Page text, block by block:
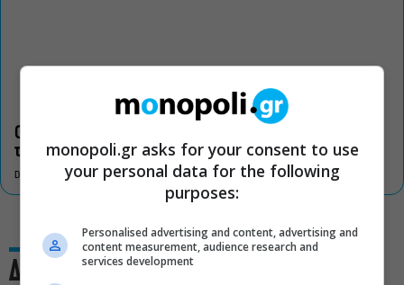
Οι «Τρωάδες» στην Επίδαυρο αλλάζουν την αντίληψη για
τον πολιτισμό
DON'T MISS
Δες και αυτό
monopoli.gr asks for your consent to use
your personal data for the following
purposes:
Personalised advertising and content, advertising and
content measurement, audience research and
services development